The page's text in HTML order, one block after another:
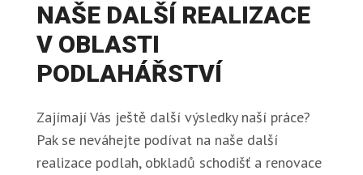
NAŠE DALŠÍ REALIZACE
V OBLASTI
PODLAHÁŘSTVÍ
Zajímají Vás ještě další výsledky naší práce?
Pak se neváhejte podívat na naše další
realizace podlah, obkladů schodišť a renovace